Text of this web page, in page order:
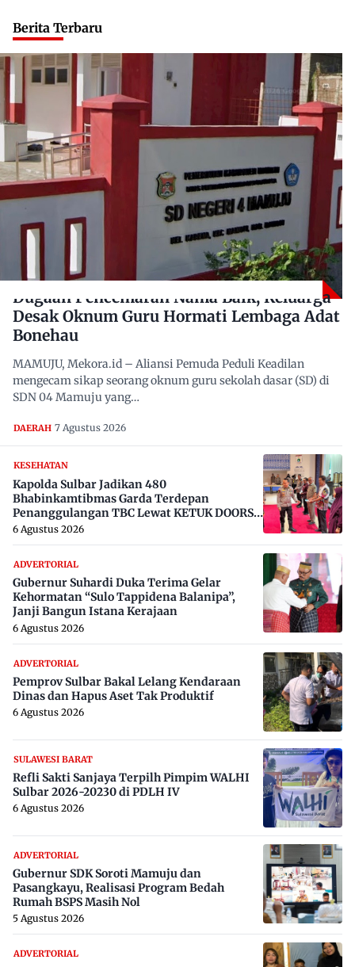
Berita Terbaru
Dugaan Pencemaran Nama Baik, Keluarga
Desak Oknum Guru Hormati Lembaga Adat
Bonehau
MAMUJU, Mekora.id – Aliansi Pemuda Peduli Keadilan
mengecam sikap seorang oknum guru sekolah dasar (SD) di
SDN 04 Mamuju yang…
DAERAH 7 Agustus 2026
KESEHATAN
Kapolda Sulbar Jadikan 480
Bhabinkamtibmas Garda Terdepan
Penanggulangan TBC Lewat KETUK DOORS
di 650 Desa
6 Agustus 2026
ADVERTORIAL
Gubernur Suhardi Duka Terima Gelar
Kehormatan “Sulo Tappidena Balanipa”,
Janji Bangun Istana Kerajaan
6 Agustus 2026
ADVERTORIAL
Pemprov Sulbar Bakal Lelang Kendaraan
Dinas dan Hapus Aset Tak Produktif
6 Agustus 2026
SULAWESI BARAT
Refli Sakti Sanjaya Terpilh Pimpim WALHI
Sulbar 2026-20230 di PDLH IV
6 Agustus 2026
ADVERTORIAL
Gubernur SDK Soroti Mamuju dan
Pasangkayu, Realisasi Program Bedah
Rumah BSPS Masih Nol
5 Agustus 2026
ADVERTORIAL